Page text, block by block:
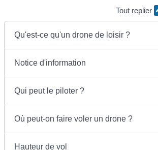
Tout replier
Qu'est-ce qu'un drone de loisir ?
Notice d'information
Qui peut le piloter ?
Où peut-on faire voler un drone ?
Hauteur de vol